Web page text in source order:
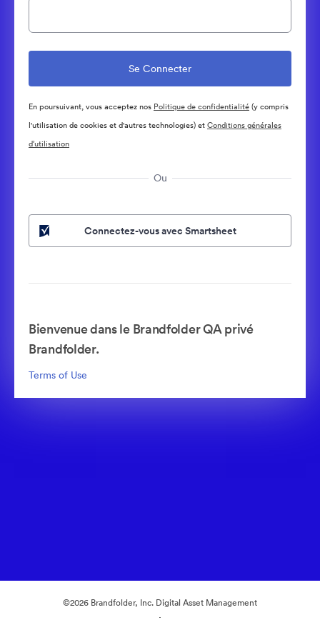
En poursuivant, vous acceptez nos Politique de confidentialité(y compris
l'utilisation de cookies et d'autres technologies) etConditions générales
d’utilisation
Ou
Connectez-vous avec Smartsheet
Bienvenue dans le Brandfolder QA privé
Brandfolder.
Terms of Use
©2026 Brandfolder, Inc. Digital Asset Management
·